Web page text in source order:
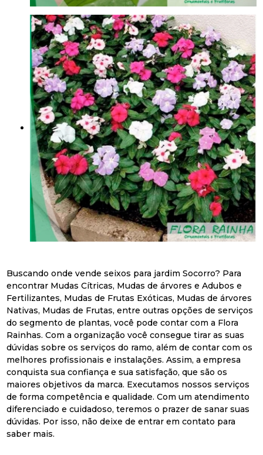
Buscando onde vende seixos para jardim Socorro? Para
encontrar Mudas Cítricas, Mudas de árvores e Adubos e
Fertilizantes, Mudas de Frutas Exóticas, Mudas de árvores
Nativas, Mudas de Frutas, entre outras opções de serviços
do segmento de plantas, você pode contar com a Flora
Rainhas. Com a organização você consegue tirar as suas
dúvidas sobre os serviços do ramo, além de contar com os
melhores profissionais e instalações. Assim, a empresa
conquista sua confiança e sua satisfação, que são os
maiores objetivos da marca. Executamos nossos serviços
de forma competência e qualidade. Com um atendimento
diferenciado e cuidadoso, teremos o prazer de sanar suas
dúvidas. Por isso, não deixe de entrar em contato para
saber mais.